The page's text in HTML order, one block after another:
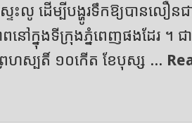
ទះលូ ដើម្បីបង្ហូរទឹកឱ្យបានលឿន
ក្នុងទីក្រុងភ្នំពេញផងដែរ ។ ជា
រហស្បតិ៍ ១០កើត ខែបុស្ស ...